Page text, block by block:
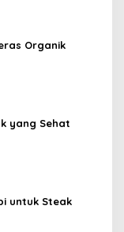
Organik
yang Sehat
untuk Steak